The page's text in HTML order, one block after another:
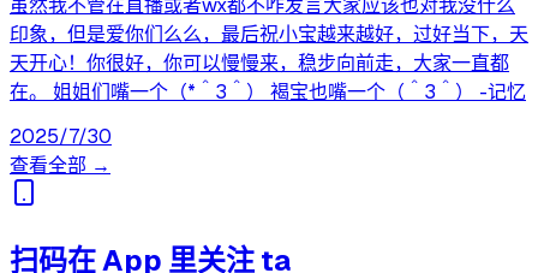
虽然我不管在直播或者wx都不咋发言大家应该也对我没什么
印象，但是爱你们么么，最后祝小宝越来越好，过好当下，天
天开心！你很好，你可以慢慢来，稳步向前走，大家一直都
在。 姐姐们嘴一个（*＾3＾） 褐宝也嘴一个（＾3＾） -记忆
2025/7/30
查看全部 →
扫码在 App 里关注 ta